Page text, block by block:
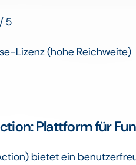
5
Lizenz (hohe Reichweite)
Plattform für
bietet ein